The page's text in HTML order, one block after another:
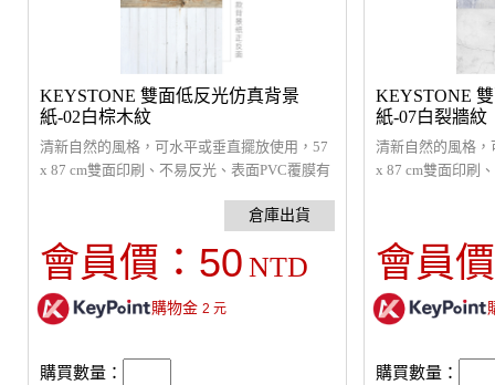
KEYSTONE 雙面低反光仿真背景
紙-02白棕木紋
清新自然的風格，可水平或垂直擺放使用，57
x 87 cm雙面印刷、不易反光、表面PVC覆膜有
會員價： 50 NTD
購物金 2 元
購買數量：
KEYSTONE
紙-07白裂牆紋
清新自然的風格
x 87 cm雙面印刷
會員
購買數量：